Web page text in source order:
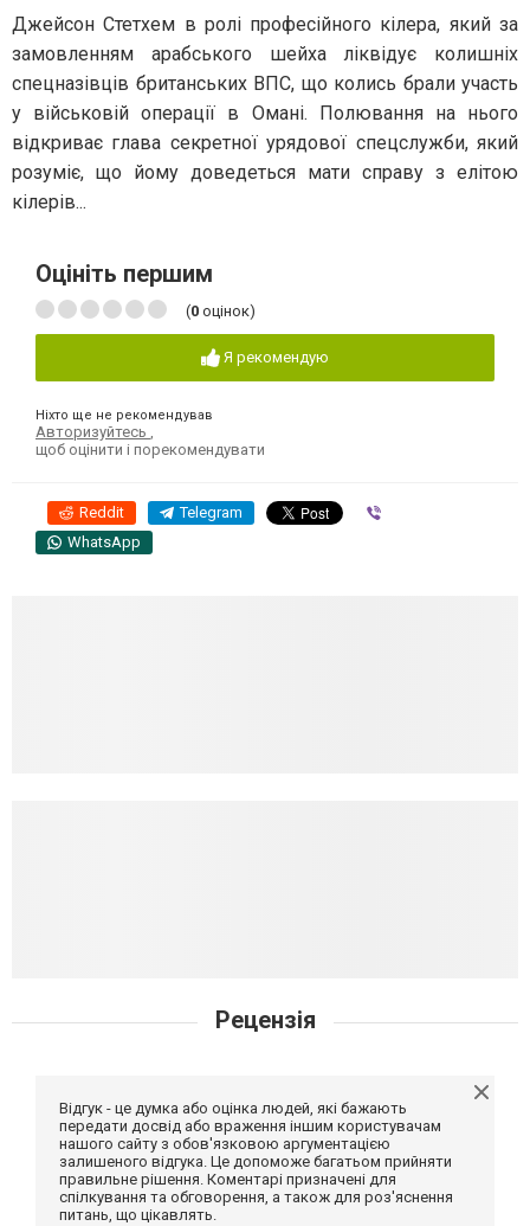
Джейсон Стетхем в ролі професійного кілера, який за
замовленням арабського шейха ліквідує колишніх
спецназівців британських ВПС, що колись брали участь
у військовій операції в Омані. Полювання на нього
відкриває глава секретної урядової спецслужби, який
розуміє, що йому доведеться мати справу з елітою
кілерів...
Оцініть першим
(0 оцінок)
Я рекомендую
Ніхто ще не рекомендував
Авторизуйтесь ,
щоб оцінити і порекомендувати
Reddit Telegram
WhatsApp
Рецензія
Відгук - це думка або оцінка людей, які бажають
передати досвід або враження іншим користувачам
нашого сайту з обов'язковою аргументацією
залишеного відгука. Це допоможе багатьом прийняти
правильне рішення. Коментарі призначені для
спілкування та обговорення, а також для роз'яснення
питань, що цікавлять.